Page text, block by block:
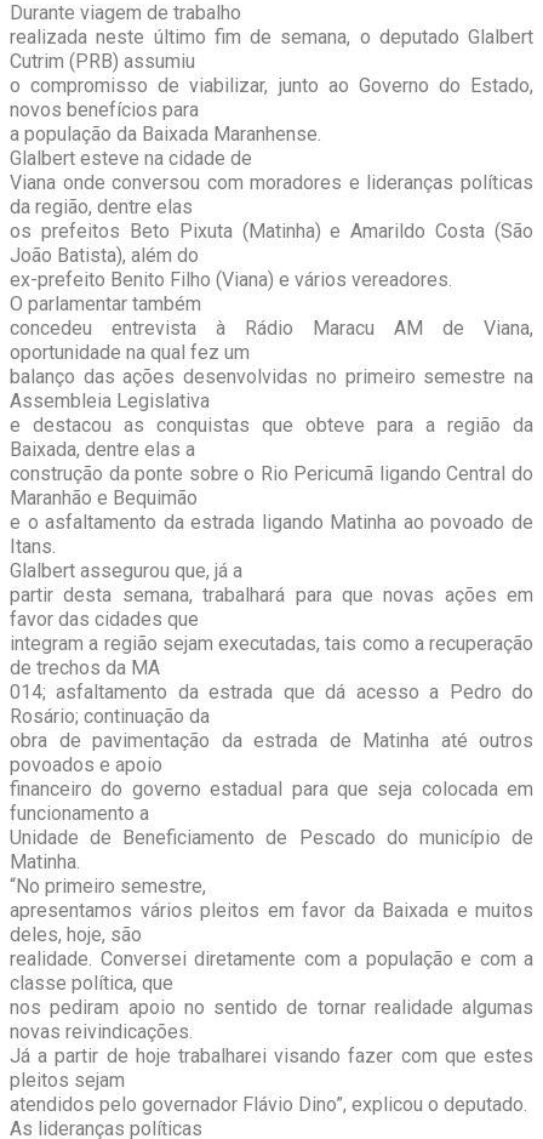
Durante viagem de trabalho
realizada neste último fim de semana, o deputado Glalbert
Cutrim (PRB) assumiu
o compromisso de viabilizar, junto ao Governo do Estado,
novos benefícios para
a população da Baixada Maranhense.
Glalbert esteve na cidade de
Viana onde conversou com moradores e lideranças políticas
da região, dentre elas
os prefeitos Beto Pixuta (Matinha) e Amarildo Costa (São
João Batista), além do
ex-prefeito Benito Filho (Viana) e vários vereadores.
O parlamentar também
concedeu entrevista à Rádio Maracu AM de Viana,
oportunidade na qual fez um
balanço das ações desenvolvidas no primeiro semestre na
Assembleia Legislativa
e destacou as conquistas que obteve para a região da
Baixada, dentre elas a
construção da ponte sobre o Rio Pericumã ligando Central do
Maranhão e Bequimão
e o asfaltamento da estrada ligando Matinha ao povoado de
Itans.
Glalbert assegurou que, já a
partir desta semana, trabalhará para que novas ações em
favor das cidades que
integram a região sejam executadas, tais como a recuperação
de trechos da MA
014; asfaltamento da estrada que dá acesso a Pedro do
Rosário; continuação da
obra de pavimentação da estrada de Matinha até outros
povoados e apoio
financeiro do governo estadual para que seja colocada em
funcionamento a
Unidade de Beneficiamento de Pescado do município de
Matinha.
“No primeiro semestre,
apresentamos vários pleitos em favor da Baixada e muitos
deles, hoje, são
realidade. Conversei diretamente com a população e com a
classe política, que
nos pediram apoio no sentido de tornar realidade algumas
novas reivindicações.
Já a partir de hoje trabalharei visando fazer com que estes
pleitos sejam
atendidos pelo governador Flávio Dino”, explicou o deputado.
As lideranças políticas